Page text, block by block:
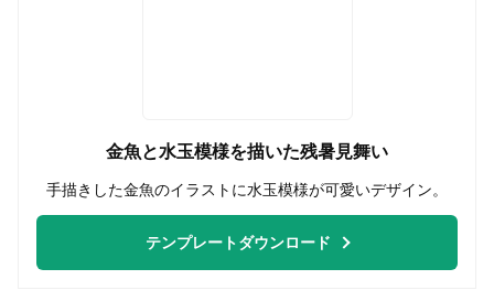
金魚と水玉模様を描いた残暑見舞い
手描きした金魚のイラストに水玉模様が可愛いデザイン。
テンプレートダウンロード